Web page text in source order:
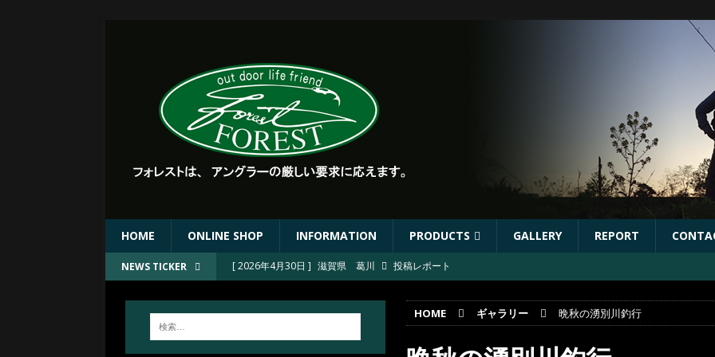
HOME ONLINE SHOP INFORMATION PRODUCTS GALLERY REPORT
NEWS TICKER [ 2026年4月30日 ] 滋賀県 葛川
投稿レポート
FOREST出店協力イベントのお知らせ
イベント
2026年秋リリース予定商品 お知らせ
HOME ギャラリー 晩秋の湧別川釣行